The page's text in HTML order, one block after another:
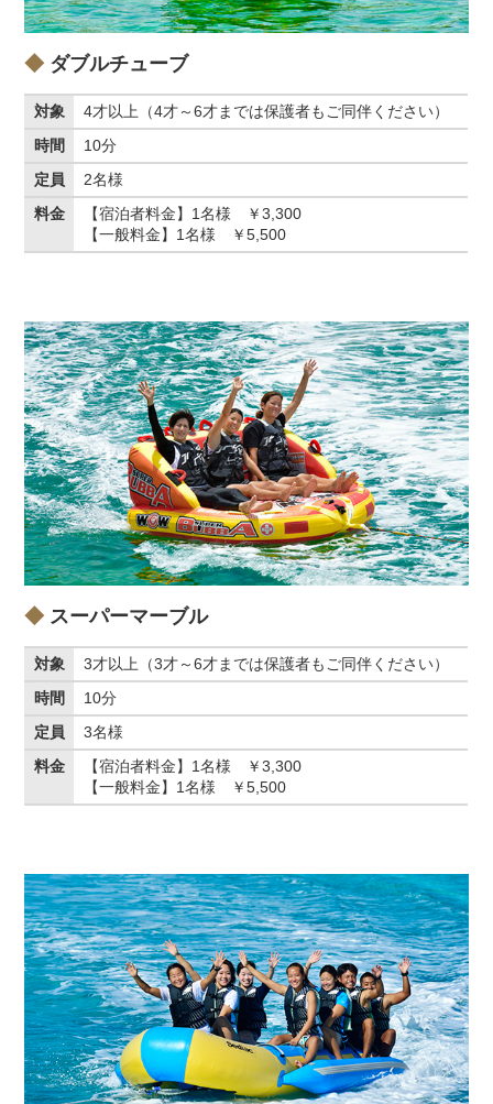
ダブルチューブ
対象
4才以上（4才～6才までは保護者もご同伴ください）
時間
10分
定員
2名様
料金
【宿泊者料金】1名様 ￥3,300
【一般料金】1名様 ￥5,500
スーパーマーブル
対象
3才以上（3才～6才までは保護者もご同伴ください）
時間
10分
定員
3名様
料金
【宿泊者料金】1名様 ￥3,300
【一般料金】1名様 ￥5,500